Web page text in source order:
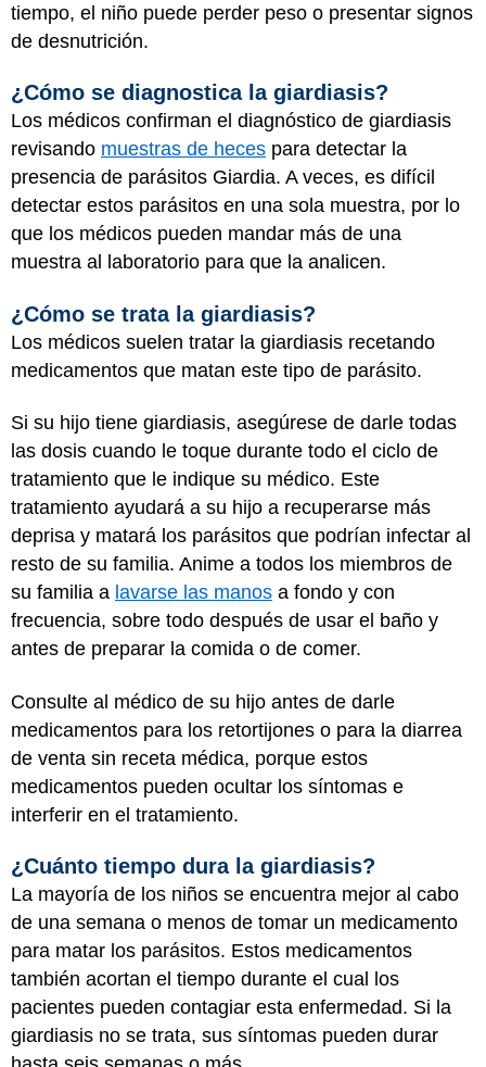
tiempo, el niño puede perder peso o presentar signos
de desnutrición.
¿Cómo se diagnostica la giardiasis?
Los médicos confirman el diagnóstico de giardiasis
revisando muestras de heces para detectar la
presencia de parásitos Giardia. A veces, es difícil
detectar estos parásitos en una sola muestra, por lo
que los médicos pueden mandar más de una
muestra al laboratorio para que la analicen.
¿Cómo se trata la giardiasis?
Los médicos suelen tratar la giardiasis recetando
medicamentos que matan este tipo de parásito.
Si su hijo tiene giardiasis, asegúrese de darle todas
las dosis cuando le toque durante todo el ciclo de
tratamiento que le indique su médico. Este
tratamiento ayudará a su hijo a recuperarse más
deprisa y matará los parásitos que podrían infectar al
resto de su familia. Anime a todos los miembros de
su familia a lavarse las manos a fondo y con
frecuencia, sobre todo después de usar el baño y
antes de preparar la comida o de comer.
Consulte al médico de su hijo antes de darle
medicamentos para los retortijones o para la diarrea
de venta sin receta médica, porque estos
medicamentos pueden ocultar los síntomas e
interferir en el tratamiento.
¿Cuánto tiempo dura la giardiasis?
La mayoría de los niños se encuentra mejor al cabo
de una semana o menos de tomar un medicamento
para matar los parásitos. Estos medicamentos
también acortan el tiempo durante el cual los
pacientes pueden contagiar esta enfermedad. Si la
giardiasis no se trata, sus síntomas pueden durar